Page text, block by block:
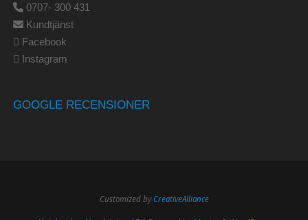
0707- 300 431
Kundtjänst
Facebook
Instagram
GOOGLE RECENSIONER
Customized byCreativeAlliance